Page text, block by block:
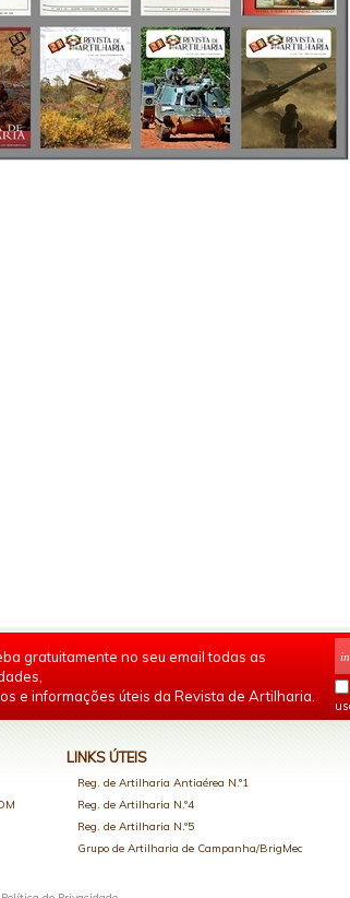
gratuitamente no seu email todas as
e informações úteis da Revista de Artilharia.
LINKS ÚTEIS
Reg. de Artilharia Antiaérea N.º1
Reg. de Artilharia N.º4
Reg. de Artilharia N.º5
Grupo de Artilharia de Campanha/BrigMec